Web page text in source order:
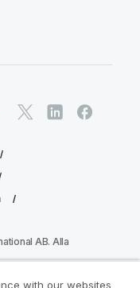
AB. Alla
with our websites